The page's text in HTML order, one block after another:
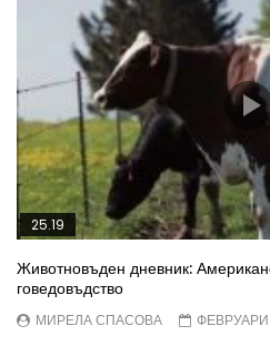
25.19
Животновъден дневник:
говедовъдство
МИРЕЛА СПАСОВА ФЕВРУАРИ